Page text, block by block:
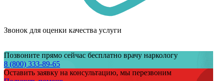
Звонок для оценки качества услуги
Позвоните прямо сейчас бесплатно врачу наркологу
8 (800) 333-89-65
Оставить заявку на консультацию, мы перезвоним